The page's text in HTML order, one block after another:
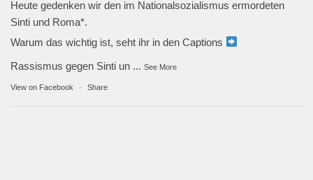
Heute gedenken wir den im Nationalsozialismus ermordeten
Sinti und Roma*.
Warum das wichtig ist, seht ihr in den Captions
Rassismus gegen Sinti un ... See More
View on Facebook · Share